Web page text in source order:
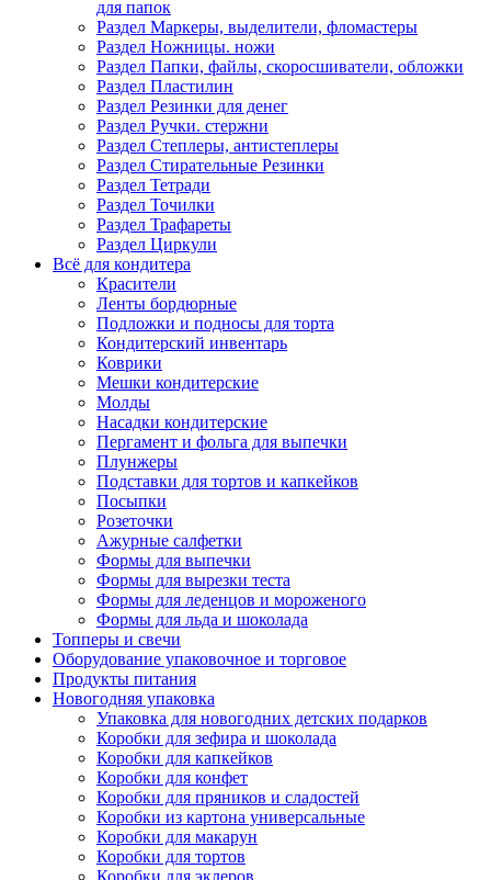
для папок
Раздел Маркеры, выделители, фломастеры
Раздел Ножницы. ножи
Раздел Папки, файлы, скоросшиватели, обложки
Раздел Пластилин
Раздел Резинки для денег
Раздел Ручки. стержни
Раздел Степлеры, антистеплеры
Раздел Стирательные Резинки
Раздел Тетради
Раздел Точилки
Раздел Трафареты
Раздел Циркули
Всё для кондитера
Красители
Ленты бордюрные
Подложки и подносы для торта
Кондитерский инвентарь
Коврики
Мешки кондитерские
Молды
Насадки кондитерские
Пергамент и фольга для выпечки
Плунжеры
Подставки для тортов и капкейков
Посыпки
Розеточки
Ажурные салфетки
Формы для выпечки
Формы для вырезки теста
Формы для леденцов и мороженого
Формы для льда и шоколада
Топперы и свечи
Оборудование упаковочное и торговое
Продукты питания
Новогодняя упаковка
Упаковка для новогодних детских подарков
Коробки для зефира и шоколада
Коробки для капкейков
Коробки для конфет
Коробки для пряников и сладостей
Коробки из картона универсальные
Коробки для макарун
Коробки для тортов
Коробки для эклеров